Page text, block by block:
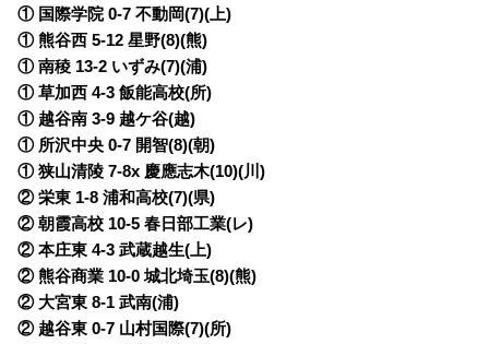
① 国際学院 0-7 不動岡(7)(上)
① 熊谷西 5-12 星野(8)(熊)
① 南稜 13-2 いずみ(7)(浦)
① 草加西 4-3 飯能高校(所)
① 越谷南 3-9 越ケ谷(越)
① 所沢中央 0-7 開智(8)(朝)
① 狭山清陵 7-8x 慶應志木(10)(川)
② 栄東 1-8 浦和高校(7)(県)
② 朝霞高校 10-5 春日部工業(レ)
② 本庄東 4-3 武蔵越生(上)
② 熊谷商業 10-0 城北埼玉(8)(熊)
② 大宮東 8-1 武南(浦)
② 越谷東 0-7 山村国際(7)(所)